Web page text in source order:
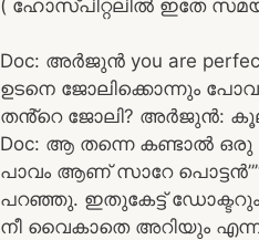
( ഹോസ്പിറ്റലിൽ ഇതേ
Doc: അർജുൻ you are
ഉടനെ ജോലിക്കൊന്നും
തൻ്റെ ജോലി? അർജുൻ:
Doc: ആ തന്നെ കണ്ടാൽ
പാവം ആണ് സാറേ
പറഞ്ഞു. ഇതുകേട്ട്
നീ വൈകാതെ അറിയും